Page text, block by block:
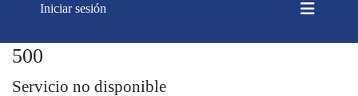
Iniciar sesión
Generador de CSV para DSpace
500
Servicio no disponible